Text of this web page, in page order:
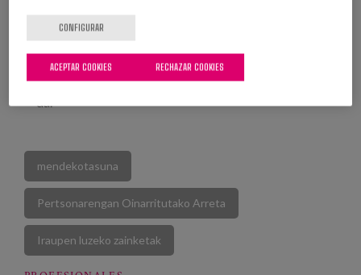
oinarritutako esku-hartze eredu baterantz 'hitzaldia
egingo da, Matia Institutuko ikertzaile den Cristina
Buiza lankidearekin. Hitzaldia Soriako hiriburuko
Antonio Machado Institutuko Areto Gorrian izango
mendekotasuna
Pertsonarengan Oinarritutako Arreta
Iraupen luzeko zainketak
CONFIGURAR
RECHAZAR COOKIES
ACEPTAR COOKIES